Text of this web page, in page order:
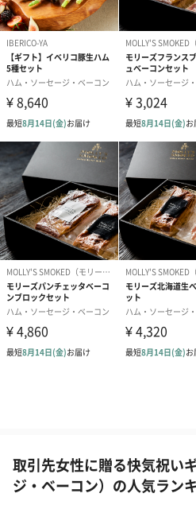
取引先女性に贈る快気祝い
ジ・ベーコン）の人気ラン